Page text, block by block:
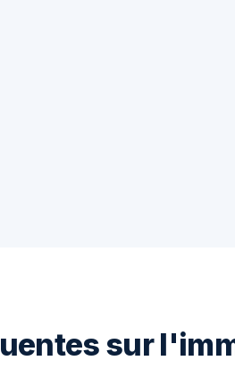
sur